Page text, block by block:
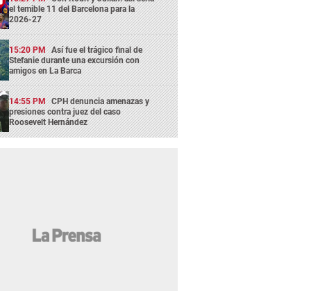
el temible 11 del Barcelona para la
2026-27
15:20 PM Así fue el trágico final de
Stefanie durante una excursión con
amigos en La Barca
14:55 PM CPH denuncia amenazas y
presiones contra juez del caso
Roosevelt Hernández